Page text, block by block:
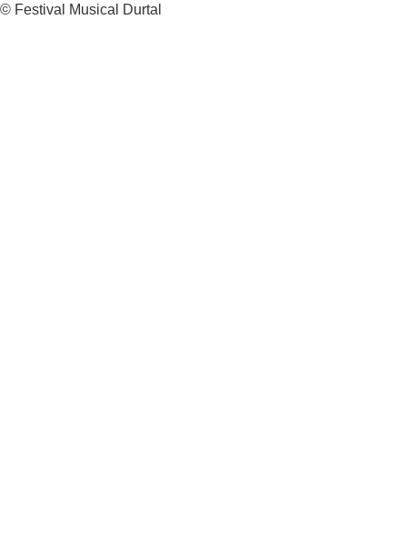
© Festival Musical Durtal